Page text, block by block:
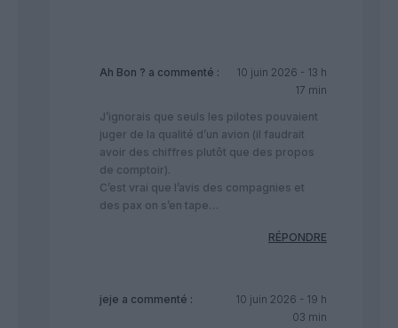
Ah Bon ? a commenté :
10 juin 2026 - 13 h
17 min
J’ignorais que seuls les pilotes pouvaient
juger de la qualité d’un avion (il faudrait
avoir des chiffres plutôt que des propos
de comptoir).
C’est vrai que l’avis des compagnies et
des pax on s’en tape…
RÉPONDRE
jeje a commenté :
10 juin 2026 - 19 h
03 min